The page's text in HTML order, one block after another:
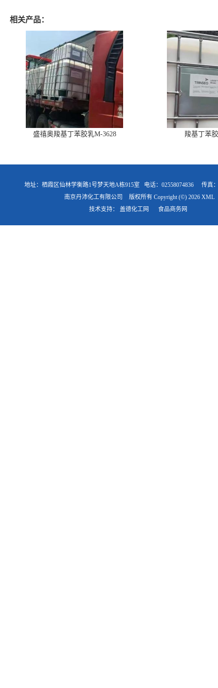
相关产品：
盛禧奥羧基丁苯胶乳M-3628 羧基丁苯
地址：栖霞区仙林学衡路1号梦天地A栋915室 电话：02558074836
传真
南京丹沛化工有限公司
版权所有 Copyright (©) 2026 XML
技术支持： 盖德化工网 食品商务网